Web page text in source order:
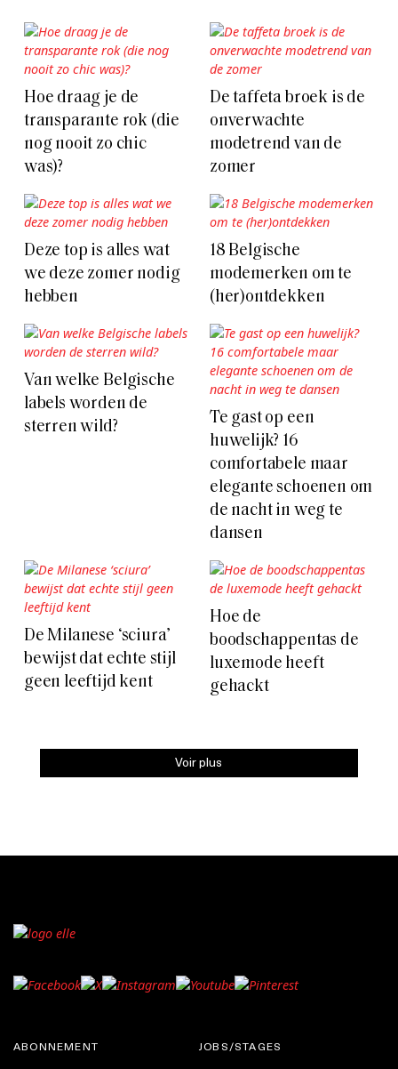
Hoe draag je de
transparante rok (die
nog nooit zo chic
was)?
De taffeta broek is de
onverwachte
modetrend van de
zomer
Deze top is alles wat
we deze zomer nodig
hebben
18 Belgische
modemerken om te
(her)ontdekken
Van welke Belgische
labels worden de
sterren wild?
Te gast op een
huwelijk? 16
comfortabele maar
elegante schoenen om
de nacht in weg te
dansen
De Milanese ‘sciura’
bewijst dat echte stijl
geen leeftijd kent
Hoe de
boodschappentas de
luxemode heeft
gehackt
Voir plus
ABONNEMENT JOBS/STAGES